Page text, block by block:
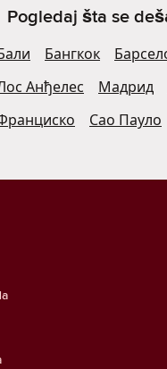
Pogledaj šta se
Бангкок
Анђелес Мадрид
Сао Пауло